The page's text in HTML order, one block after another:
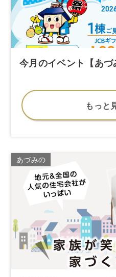
今月のイベント【あづ
もっと
あづみの